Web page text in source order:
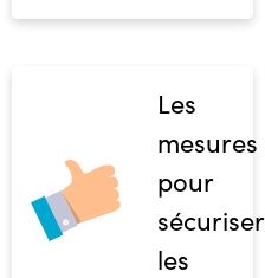
Les
mesures
pour
sécuriser
les